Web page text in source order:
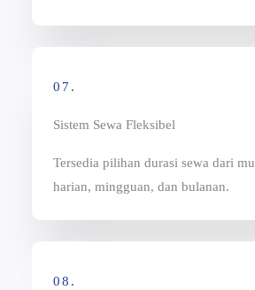
07.
Sistem Sewa Fleksibel
Tersedia pilihan durasi sewa dari
harian, mingguan, dan bulanan.
08.